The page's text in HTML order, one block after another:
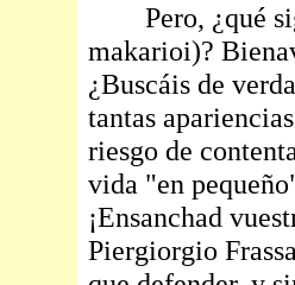
Pero, ¿qué
makarioi)?
¿Buscáis de
tantas
riesgo de
vida "en
¡Ensanchad
Piergiorgio